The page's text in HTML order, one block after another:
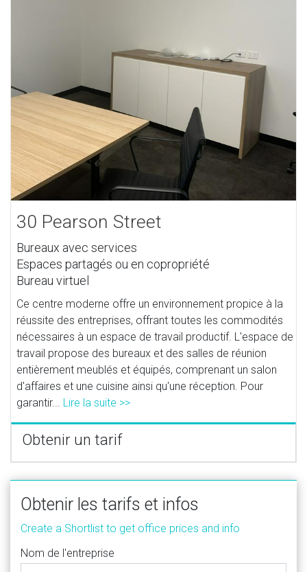
30 Pearson Street
Bureaux avec services
Espaces partagés ou en copropriété
Bureau virtuel
Ce centre moderne offre un environnement propice à la
réussite des entreprises, offrant toutes les commodités
nécessaires à un espace de travail productif. L'espace de
travail propose des bureaux et des salles de réunion
entièrement meublés et équipés, comprenant un salon
d'affaires et une cuisine ainsi qu'une réception. Pour
garantir... Lire la suite >>
Obtenir un tarif
Obtenir les tarifs et infos
Create a Shortlist to get office prices and info
Nom de l'entreprise